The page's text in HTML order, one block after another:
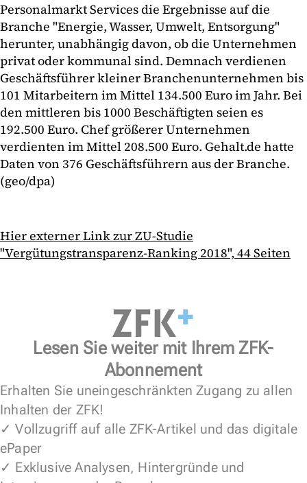
Personalmarkt Services die Ergebnisse auf die
Branche "Energie, Wasser, Umwelt, Entsorgung"
herunter, unabhängig davon, ob die Unternehmen
privat oder kommunal sind. Demnach verdienen
Geschäftsführer kleiner Branchenunternehmen bis
101 Mitarbeitern im Mittel 134.500 Euro im Jahr. Bei
den mittleren bis 1000 Beschäftigten seien es
192.500 Euro. Chef größerer Unternehmen
verdienten im Mittel 208.500 Euro. Gehalt.de hatte
Daten von 376 Geschäftsführern aus der Branche.
(geo/dpa)
Hier externer Link zur ZU-Studie
"Vergütungstransparenz-Ranking 2018", 44 Seiten
Lesen Sie weiter mit Ihrem ZFK-
Abonnement
Erhalten Sie uneingeschränkten Zugang zu allen
Inhalten der ZFK!
✓ Vollzugriff auf alle ZFK-Artikel und das digitale
ePaper
✓ Exklusive Analysen, Hintergründe und